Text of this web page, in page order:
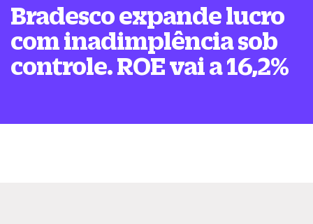
Bradesco expande lucro
com inadimplência sob
controle. ROE vai a 16,2%